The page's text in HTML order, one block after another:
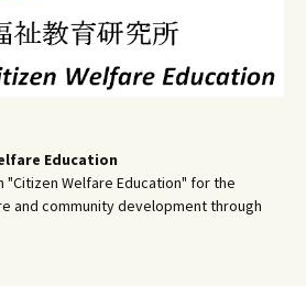
Education
"Citizen Welfare Education" for the
and community development through